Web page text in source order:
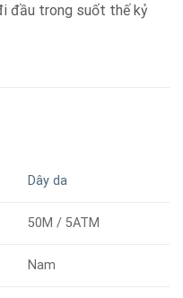
đầu trong suốt thế kỷ
Dây da
50M / 5ATM
Nam